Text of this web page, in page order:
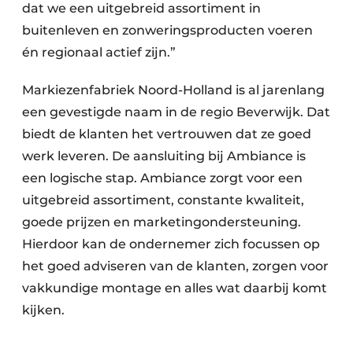
dat we een uitgebreid assortiment in
buitenleven en zonweringsproducten voeren
én regionaal actief zijn.”
Markiezenfabriek Noord-Holland is al jarenlang
een gevestigde naam in de regio Beverwijk. Dat
biedt de klanten het vertrouwen dat ze goed
werk leveren. De aansluiting bij Ambiance is
een logische stap. Ambiance zorgt voor een
uitgebreid assortiment, constante kwaliteit,
goede prijzen en marketingondersteuning.
Hierdoor kan de ondernemer zich focussen op
het goed adviseren van de klanten, zorgen voor
vakkundige montage en alles wat daarbij komt
kijken.